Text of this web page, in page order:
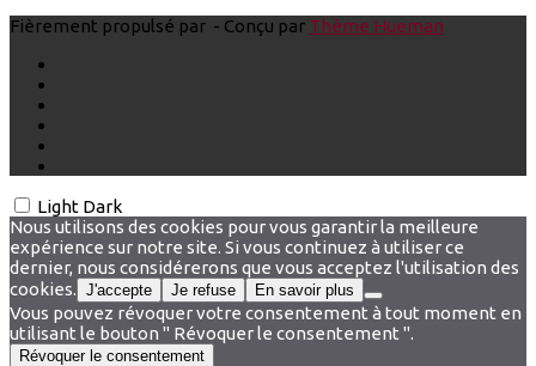
Fièrement propulsé par - Conçu par Thème Hueman
Light Dark
Nous utilisons des cookies pour vous garantir la meilleure
expérience sur notre site. Si vous continuez à utiliser ce
dernier, nous considérerons que vous acceptez l'utilisation des
cookies. J'accepte Je refuse En savoir plus
Vous pouvez révoquer votre consentement à tout moment en
utilisant le bouton " Révoquer le consentement ".
Révoquer le consentement